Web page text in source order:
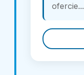
ofercie...